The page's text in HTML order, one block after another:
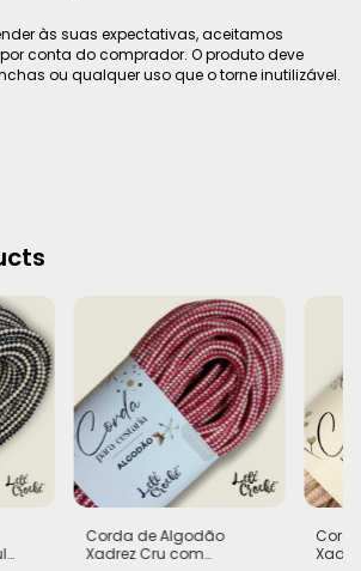
às suas expectativas, aceitamos
conta do comprador. O produto deve
ou qualquer uso que o torne inutilizável.
Corda de Algodão
Xadrez Cru com